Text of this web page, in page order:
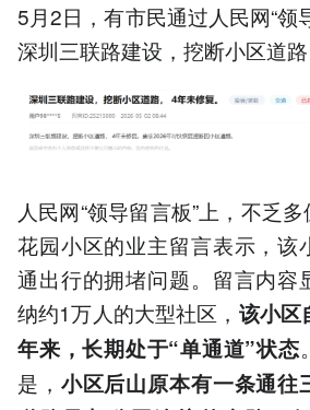
5月2日，有市民通过人民网“领
深圳三联路建设，挖断小区道路
人民网“领导留言板”上，不乏
花园小区的业主留言表示，该
通出行的拥堵问题。留言内容
纳约1万人的大型社区， 该小区
年来，长期处于“单通道”状态
是， 小区后山原本有一条通往